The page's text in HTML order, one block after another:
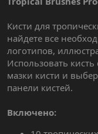
и
Кисти для
найдете все
логотипов,
Использовать
мазки кисти и
панели кистей.
Включено: